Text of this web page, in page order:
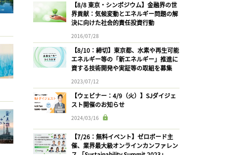
【8/8 東京・シンポジウム】金融界の世
界貢献：気候変動とエネルギー問題の解
決に向けた社会的責任投資行動
2016/07/28
【8/10：締切】東京都、水素や再生可能
エネルギー等の「新エネルギー」推進に
資する技術開発や実証等の取組を募集
2023/07/12
【ウェビナー：4/9（火）】SJダイジェ
スト開催のお知らせ
2024/03/16
【7/26：無料イベント】ゼロボード主
催、業界最大級オンラインカンファレン